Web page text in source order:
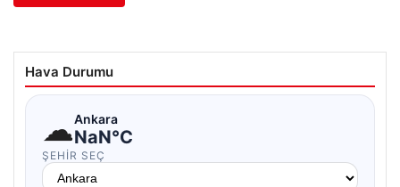
Hava Durumu
☁Ankara
NaN°C
ŞEHIR SEÇ